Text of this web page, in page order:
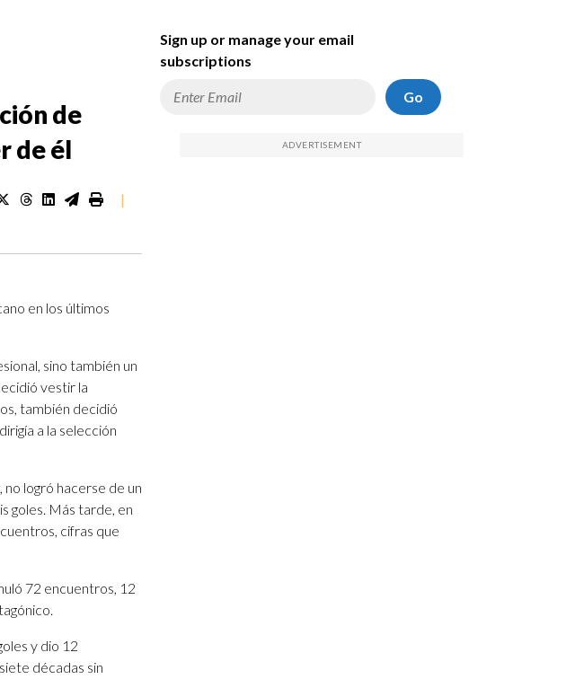
de
de él
|
en los últimos
sino también un
vestir la
también decidió
a la selección
logró hacerse de un
goles. Más tarde, en
cifras que
72 encuentros, 12
y dio 12
décadas sin
Sign up or manage your email
subscriptions
Go